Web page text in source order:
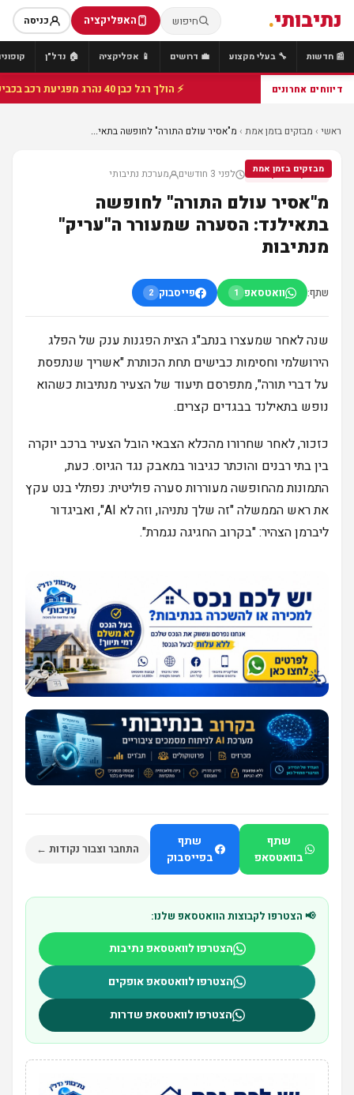
נתיבותי. חיפוש האפליקציה כניסה
📰 חדשות 🔧 בעלי מקצוע 💼 דרושים 📱 אפליקציה 🏠 נדל"ן
דיווחים אחרונים ⚡ הולך רגל כבן 40 נהרג מפגיעת רכב בכביש 25 סמוך לצומת הנשיא, מתנדבי זק"א פועלו בזירה
ראשי › מבזקים בזמן אמת › מ"אסיר עולם התורה" לחופשה בתאי...
מבזקים בזמן אמת
מבזקים בזמן אמת לפני 3 חודשים מערכת נתיבותי
מ"אסיר עולם התורה" לחופשה
בתאילנד: הסערה שמעורר ה"עריק"
מנתיבות
שתף: וואטסאפ 1 פייסבוק 2
שנה לאחר שמעצרו בנתב"ג הצית הפגנות ענק של הפלג
הירושלמי וחסימות כבישים תחת הכותרת "אשריך שנתפסת
על דברי תורה", מתפרסם תיעוד של הצעיר מנתיבות כשהוא
נופש בתאילנד בבגדים קצרים.
כזכור, לאחר שחרורו מהכלא הצבאי הובל הצעיר ברכב יוקרה
בין בתי רבנים והוכתר כגיבור במאבק נגד הגיוס. כעת,
התמונות מהחופשה מעוררות סערה פוליטית: נפתלי בנט עקץ
את ראש הממשלה "זה שלך נתניהו, וזה לא AI", ואביגדור
ליברמן הצהיר: "בקרוב החגיגה נגמרת".
שתף
בוואטסאפ
שתף
בפייסבוק
התחבר וצבור נקודות ←
📢 הצטרפו לקבוצות הוואטסאפ שלנו:
הצטרפו לוואטסאפ נתיבות
הצטרפו לוואטסאפ אופקים
הצטרפו לוואטסאפ שדרות